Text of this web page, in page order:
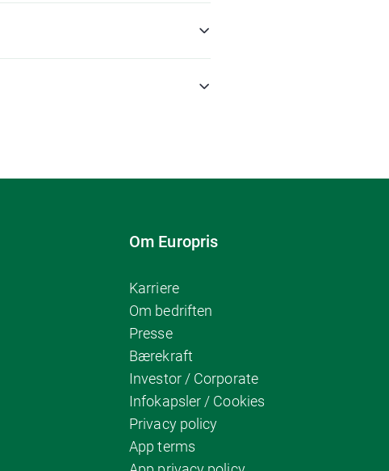
Om Europris
Karriere
Om bedriften
Presse
Bærekraft
Investor / Corporate
Infokapsler / Cookies
Privacy policy
App terms